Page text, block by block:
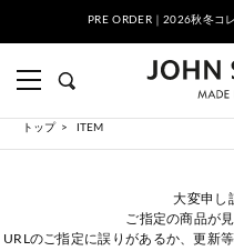
PRE ORDER｜2026秋冬
トップ ITEM
大変申し
ご指定の商品が
URLのご指定に誤りがあるか、更新